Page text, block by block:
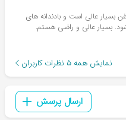
بسیار عالی است و بادندانه های
بسیار عالی و راضی هستم.
نمایش همه ۵ نظرات کاربران
ارسال پرسش